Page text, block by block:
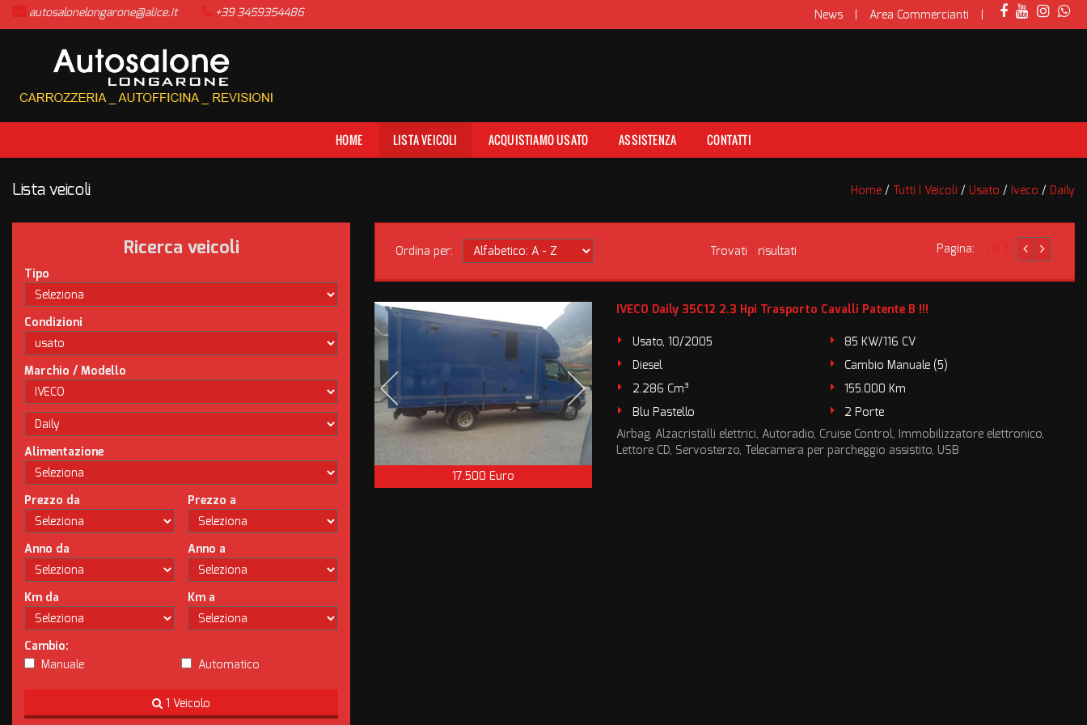
LISTA VEICOLI
AREA COMMERCIANTI
autosalonelongarone@alice.it +39 3459354486 News Area Commercianti
HOME LISTA VEICOLI ACQUISTIAMO USATO ASSISTENZA CONTATTI
Lista veicoli Home / Tutti I Veicoli / Usato / Iveco / Daily
Ricerca veicoli
Tipo
Condizioni
Marchio / Modello
Alimentazione
Prezzo da Prezzo a
Anno da Anno a
Km da Km a
Cambio:
Manuale
Automatico
1 Veicolo
Ordina per: Trovati risultati Pagina:
17.500 Euro
IVECO Daily 35C12 2.3 Hpi Trasporto Cavalli Patente B !!!
Usato, 10/2005
85 KW/116 CV
Diesel
Cambio Manuale (5)
2.286 Cm³
155.000 Km
Blu Pastello
2 Porte
Airbag, Alzacristalli elettrici, Autoradio, Cruise Control, Immobilizzatore elettronico,
Lettore CD, Servosterzo, Telecamera per parcheggio assistito, USB